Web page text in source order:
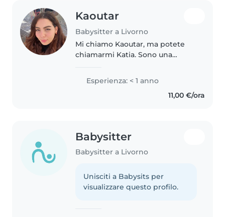
Kaoutar
Babysitter a Livorno
Mi chiamo Kaoutar, ma potete
chiamarmi Katia. Sono una
Inglesi e attualmente frequento
un corso di laurea in Lettere..
Esperienza: < 1 anno
11,00 €/ora
Babysitter
Babysitter a Livorno
Unisciti a Babysits per
visualizzare questo profilo.